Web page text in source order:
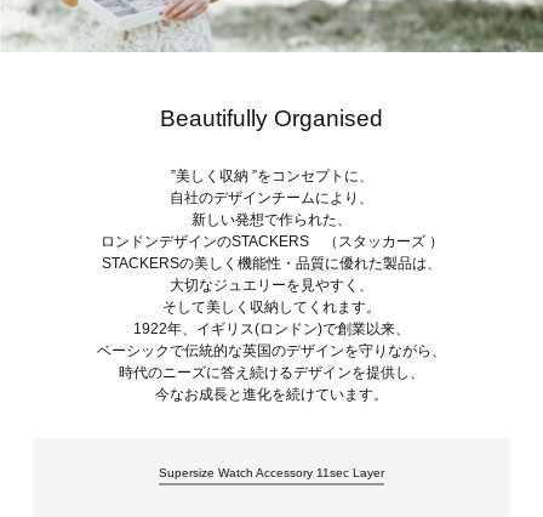
Beautifully Organised
”美しく収納 ”をコンセプトに、
自社のデザインチームにより、
新しい発想で作られた、
ロンドンデザインのSTACKERS （スタッカーズ ）
STACKERSの美しく機能性・品質に優れた製品は、
大切なジュエリーを見やすく、
そして美しく収納してくれます。
1922年、イギリス(ロンドン)で創業以来、
ベーシックで伝統的な英国のデザインを守りながら、
時代のニーズに答え続けるデザインを提供し、
今なお成長と進化を続けています。
Supersize Watch Accessory 11sec Layer